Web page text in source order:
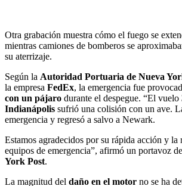
Otra grabación muestra cómo el fuego se
mientras camiones de bomberos se
su aterrizaje.
Según la Autoridad Portuaria de Nueva
la empresa FedEx, la emergencia fue
con un pájaro durante el despegue. “El vuelo
Indianápolis sufrió una colisión con un ave.
emergencia y regresó a salvo a Newark.
Estamos agradecidos por su rápida acción y la
equipos de emergencia”, afirmó un portavoz de
York Post.
La magnitud del daño en el motor no se ha